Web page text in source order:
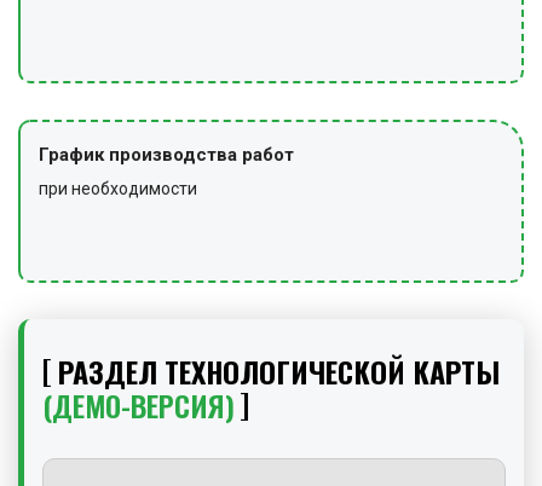
График производства работ
при необходимости
РАЗДЕЛ ТЕХНОЛОГИЧЕСКОЙ КАРТЫ
(ДЕМО-ВЕРСИЯ)